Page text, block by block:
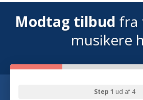
Modtag tilbud fra
musikere
Step 1 ud af 4